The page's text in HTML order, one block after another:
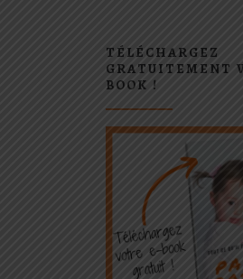
TÉLÉCHARGEZ
GRATUITEMENT
BOOK !